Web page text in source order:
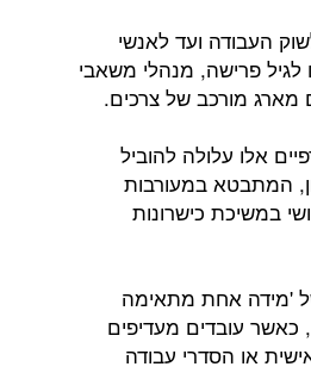
העבודה ועד לאנשי
פרישה, מנהלי משאבי
מארג מורכב של צרכים.
אלו עלולה להוביל
המתבטא במעורבות
במשיכת כישרונות
'מידה אחת מתאימה
כאשר עובדים מעדיפים
או הסדרי עבודה